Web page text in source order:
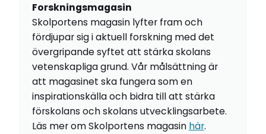
Forskningsmagasin
Skolportens magasin lyfter fram och
fördjupar sig i aktuell forskning med det
övergripande syftet att stärka skolans
vetenskapliga grund. Vår målsättning är
att magasinet ska fungera som en
inspirationskälla och bidra till att stärka
förskolans och skolans utvecklingsarbete.
Läs mer om Skolportens magasin här.